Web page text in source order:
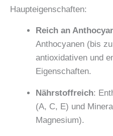
Haupteigenschaften:
Reich an
Anthocyanen (bis
antioxidativen und
Eigenschaften.
Nährstoffreich:
(A, C, E) und
Magnesium).